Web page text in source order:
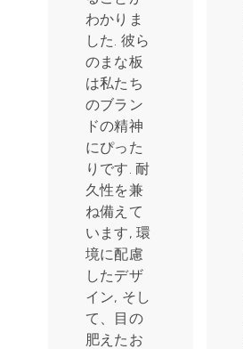
わかりま
した. 彼ら
のまな板
は私たち
のブラン
ドの精神
にぴった
りです. 耐
久性を兼
ね備えて
います, 環
境に配慮
したデザ
イン, そし
て、目の
肥えたお